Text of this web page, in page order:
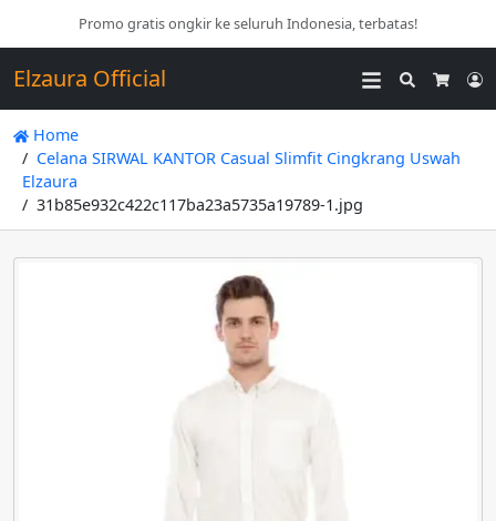
Promo gratis ongkir ke seluruh Indonesia, terbatas!
Elzaura Official
Search
Home
Celana SIRWAL KANTOR Casual Slimfit Cingkrang Uswah
Elzaura
31b85e932c422c117ba23a5735a19789-1.jpg